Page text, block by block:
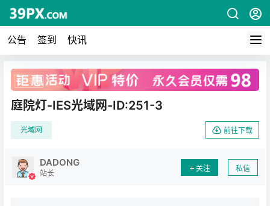
公告 签到 快讯
广告
庭院灯-IES光域网-ID:251-3
光域网 前往下载
DADONG
站长
关注 私信